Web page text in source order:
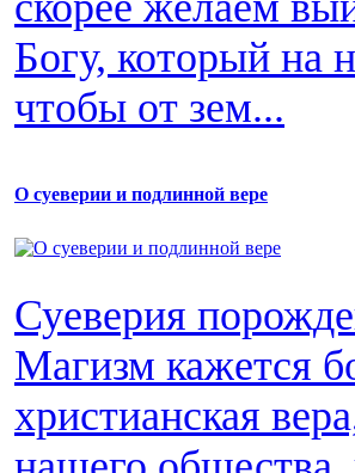
Богу, который на
чтобы от зем...
О суеверии и подлинной вере
Суеверия
Магизм кажется
христианская